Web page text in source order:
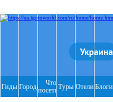
Украина
Гиды Города
Что
посетитьТуры Отели Блоги